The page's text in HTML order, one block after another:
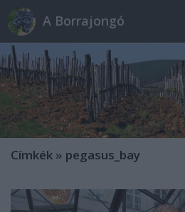
A Borrajongó
Címkék » pegasus_bay